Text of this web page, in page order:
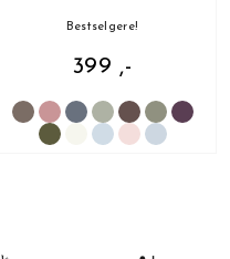
Bestselgere!
399 ,-